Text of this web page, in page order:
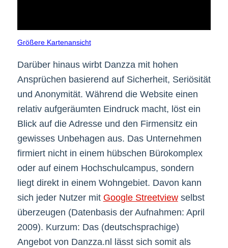
Größere Kartenansicht
Darüber hinaus wirbt Danzza mit hohen
Ansprüchen basierend auf Sicherheit, Seriösität
und Anonymität. Während die Website einen
relativ aufgeräumten Eindruck macht, löst ein
Blick auf die Adresse und den Firmensitz ein
gewisses Unbehagen aus. Das Unternehmen
firmiert nicht in einem hübschen Bürokomplex
oder auf einem Hochschulcampus, sondern
liegt direkt in einem Wohngebiet. Davon kann
sich jeder Nutzer mit Google Streetviewselbst
überzeugen (Datenbasis der Aufnahmen: April
2009). Kurzum: Das (deutschsprachige)
Angebot von Danzza.nl lässt sich somit als